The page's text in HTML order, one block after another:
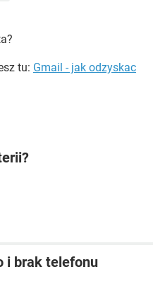
tu: Gmail - jak odzyskac
i brak telefonu